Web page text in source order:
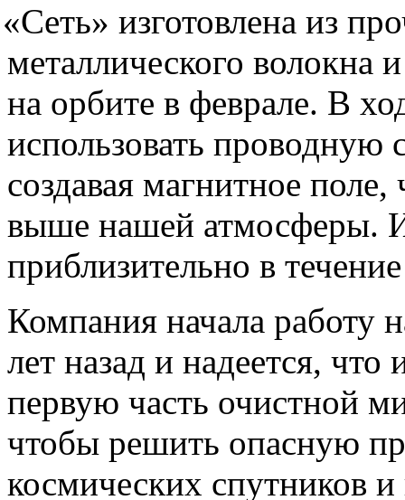
«Сеть» изготовлена из
металлического волокна
на орбите в феврале. В
использовать проводную
создавая магнитное
выше нашей атмосферы.
приблизительно в
Компания начала работу
лет назад и надеется,
первую часть очистной
чтобы решить опасную
космических спутников